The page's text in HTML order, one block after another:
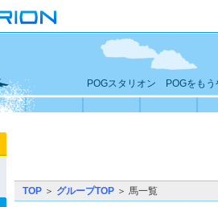
POGスタリオン POGをもう
TOP ＞ グループTOP ＞ 馬一覧